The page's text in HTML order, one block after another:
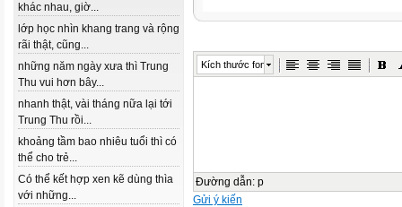
khác nhau, giờ...
lớp học nhìn khang trang và rộng
rãi thật, cũng...
những năm ngày xưa thì Trung
Thu vui hơn bây...
nhanh thật, vài tháng nữa lại tới
Trung Thu rồi...
khoảng tầm bao nhiêu tuổi thì có
thể cho trẻ...
Có thể kết hợp xen kẽ dùng thìa
với những...
Kích thước font
Đường dẫn: p
Gửi ý kiến